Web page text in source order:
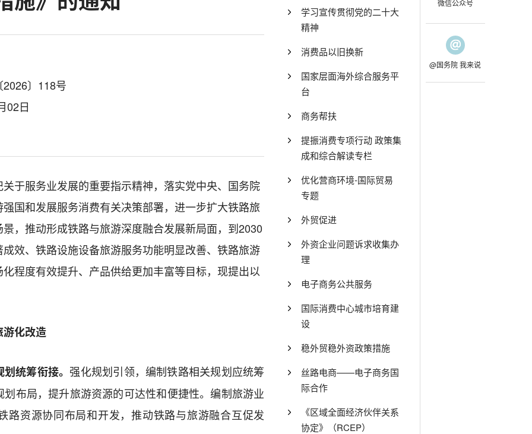
〕118号
02日
于服务业发展的重要指示精神， 落实党中央、国务院
国和发展服务消费有关决策部署，进一步扩大铁路旅
，推动形成铁路与旅游深度融合发展新局面，到2030
成效、 铁路设施设备旅游服务功能明显改善、 铁路旅游
化程度有效提升、 产品供给更加丰富等目标， 现提出以
化改造
划统筹衔接。 强化规划引领，编制铁路相关规划应统筹
划布局，提升旅游资源的可达性和便捷性。编制旅游业
路资源协同布局和开发，推动铁路与旅游融合互促发
学习宣传贯彻党的二十大
精神
消费品以旧换新
国家层面海外综合服务平
台
商务帮扶
提振消费专项行动 政策集
成和综合解读专栏
优化营商环境-国际贸易
专题
外贸促进
外资企业问题诉求收集办
理
电子商务公共服务
国际消费中心城市培育建
设
稳外贸稳外资政策措施
丝路电商——电子商务国
际合作
《区域全面经济伙伴关系
协定》（RCEP）
微信公众号
@国务院 我来说